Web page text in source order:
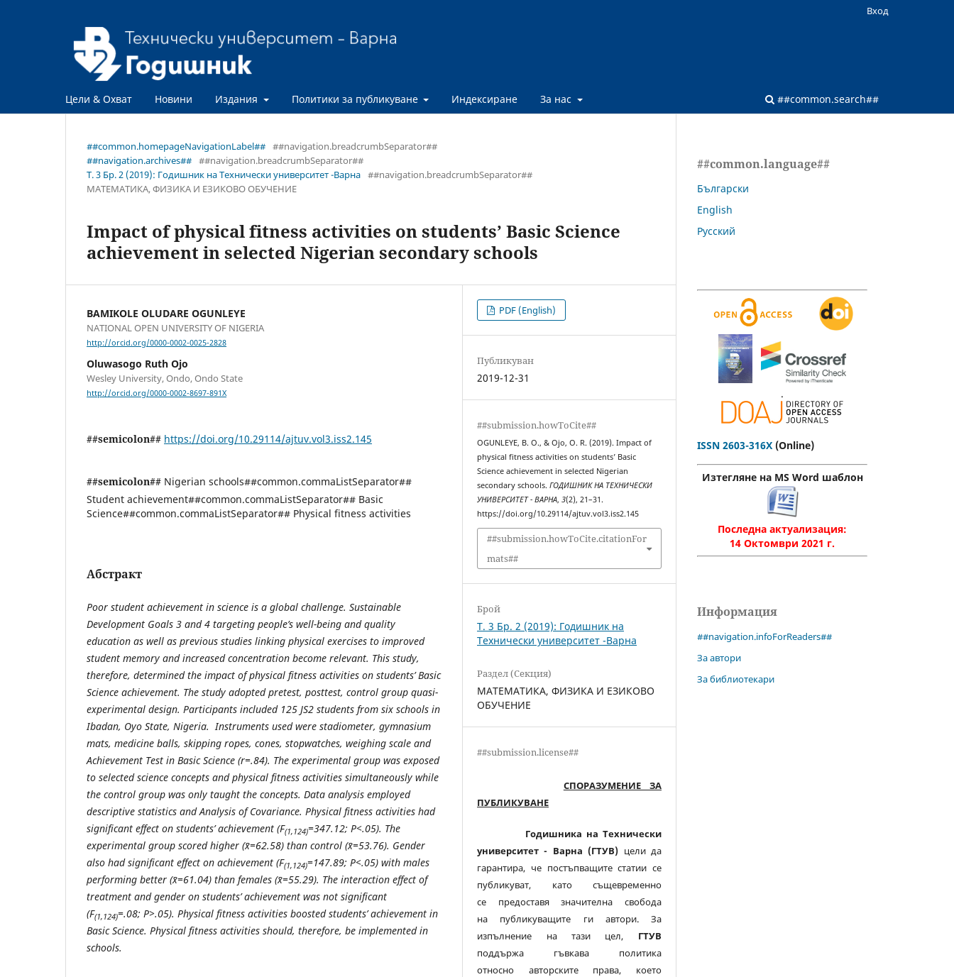
Цели & Охват Новини Издания Политики за публикуване Индексиране За нас ##common.search##
Вход
##common.homepageNavigationLabel## ##navigation.breadcrumbSeparator##
##navigation.archives## ##navigation.breadcrumbSeparator##
Т. 3 Бр. 2 (2019): Годишник на Технически университет -Варна ##navigation.breadcrumbSeparator##
МАТЕМАТИКА, ФИЗИКА И ЕЗИКОВО ОБУЧЕНИЕ
Impact of physical fitness activities on students’ Basic Science
achievement in selected Nigerian secondary schools
BAMIKOLE OLUDARE OGUNLEYE
NATIONAL OPEN UNIVERSITY OF NIGERIA
http://orcid.org/0000-0002-0025-2828
Oluwasogo Ruth Ojo
Wesley University, Ondo, Ondo State
http://orcid.org/0000-0002-8697-891X
##semicolon## https://doi.org/10.29114/ajtuv.vol3.iss2.145
##semicolon## Nigerian schools##common.commaListSeparator##
Student achievement##common.commaListSeparator## Basic
Science##common.commaListSeparator## Physical fitness activities
Абстракт
Poor student achievement in science is a global challenge. Sustainable
Development Goals 3 and 4 targeting people’s well-being and quality
education as well as previous studies linking physical exercises to improved
student memory and increased concentration become relevant. This study,
therefore, determined the impact of physical fitness activities on students’ Basic
Science achievement. The study adopted pretest, posttest, control group quasi-
experimental design. Participants included 125 JS2 students from six schools in
Ibadan, Oyo State, Nigeria. Instruments used were stadiometer, gymnasium
mats, medicine balls, skipping ropes, cones, stopwatches, weighing scale and
Achievement Test in Basic Science (r=.84). The experimental group was exposed
to selected science concepts and physical fitness activities simultaneously while
the control group was only taught the concepts. Data analysis employed
descriptive statistics and Analysis of Covariance. Physical fitness activities had
significant effect on students’ achievement (F(1,124)=347.12; P<.05). The
experimental group scored higher (x̄=62.58) than control (x̄=53.76). Gender
also had significant effect on achievement (F(1,124)=147.89; P<.05) with males
performing better (x̄=61.04) than females (x̄=55.29). The interaction effect of
treatment and gender on students’ achievement was not significant
(F(1,124)=.08; P>.05). Physical fitness activities boosted students’ achievement in
Basic Science. Physical fitness activities should, therefore, be implemented in
schools.
PDF (English)
Публикуван
2019-12-31
##submission.howToCite##
OGUNLEYE, B. O., & Ojo, O. R. (2019). Impact of
physical fitness activities on students’ Basic
Science achievement in selected Nigerian
secondary schools.ГОДИШНИК НА ТЕХНИЧЕСКИ
УНИВЕРСИТЕТ - ВАРНА,3(2), 21–31.
https://doi.org/10.29114/ajtuv.vol3.iss2.145
##submission.howToCite.citationFor
mats##
Брой
Т. 3 Бр. 2 (2019): Годишник на
Технически университет -Варна
Раздел (Секция)
МАТЕМАТИКА, ФИЗИКА И ЕЗИКОВО
ОБУЧЕНИЕ
##submission.license##
СПОРАЗУМЕНИЕ ЗА
ПУБЛИКУВАНЕ
Годишника на Технически
университет - Варна (ГТУВ) цели да
гарантира, че постъпващите статии се
публикуват, като същевременно
се предоставя значителна свобода
на публикуващите ги автори. За
изпълнение на тази цел, ГТУВ
поддържа гъвкава политика
относно авторските права, което
##common.language##
Български
English
Русский
.
ISSN 2603-316X (Online)
Изтегляне на MS Word шаблон
Последна актуализация:
14 Октомври 2021 г.
Информация
##navigation.infoForReaders##
За автори
За библиотекари